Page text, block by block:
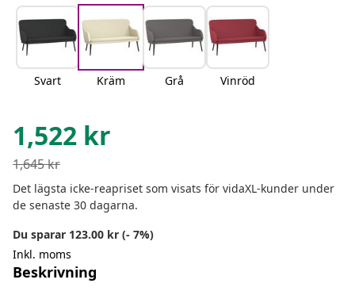
Svart Kräm Grå Vinröd
1,522 kr
1,645kr
Det lägsta icke-reapriset som visats för vidaXL-kunder under
de senaste 30 dagarna.
Du sparar 123.00 kr (- 7%)
Inkl. moms
Beskrivning